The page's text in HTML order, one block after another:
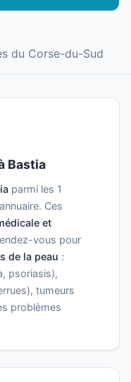
du Corse-du-Sud
Bastia
parmi les 1
Ces
et
vous pour
de la peau :
psoriasis),
tumeurs
problèmes